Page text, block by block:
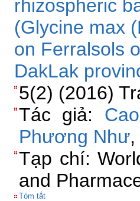
rhizospheric
(Glycine max
on Ferralsols
DakLak
5(2) (2016)
Tác giả:
Phương Như,
Tạp chí:
and
Tóm tắt